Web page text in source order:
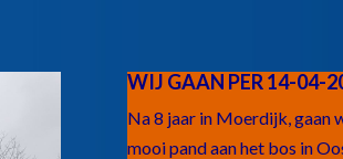
WIJ GAAN PER 14-04-
Na 8 jaar in Moerdijk, gaan
mooi pand aan het bos in